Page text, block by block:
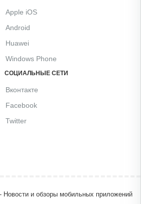
Apple iOS
Android
Huawei
Windows Phone
СОЦИАЛЬНЫЕ СЕТИ
Вконтакте
Facebook
Twitter
Новости и обзоры мобильных приложений